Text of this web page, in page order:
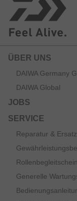
ÜBER UNS
DAIWA Germany
DAIWA Global
JOBS
SERVICE
Reparatur &
Rollenbegleitschein
Generelle